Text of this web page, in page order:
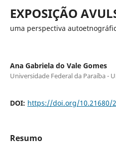
EXPOSIÇÃO
uma perspectiva
Ana Gabriela do Vale Gomes
Universidade Federal da Paraíba -
DOI: https://doi.org/10.21680/
Resumo